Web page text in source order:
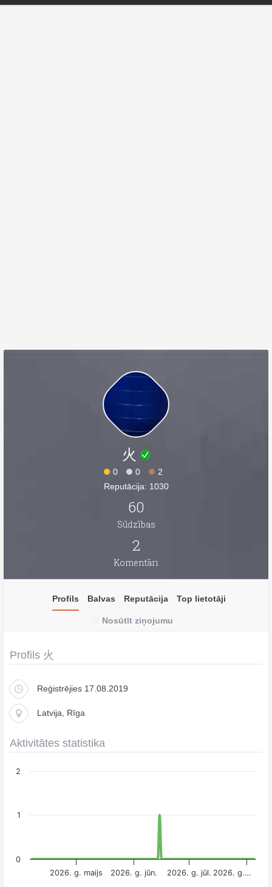
火
0 0
2
Reputācija: 1030
60
Sūdzības
2
Komentāri
Profils Balvas Reputācija Top lietotāji
Nosūtīt ziņojumu
Profils 火
Reģistrējies 17.08.2019
Latvija, Rīga
Aktivitātes statistika
2026. g. maijs 2026. g. jūn. 2026. g. jūl. 2026. g.…
0
1
2